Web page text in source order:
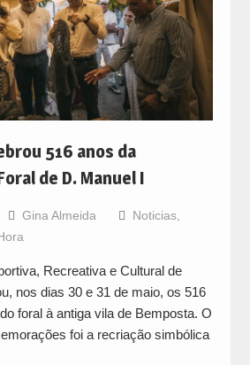
516 anos da
de D. Manuel I
Gina Almeida Noticias,
Recreativa e Cultural de
nos dias 30 e 31 de maio, os 516
foral à antiga vila de Bemposta. O
foi a recriação simbólica